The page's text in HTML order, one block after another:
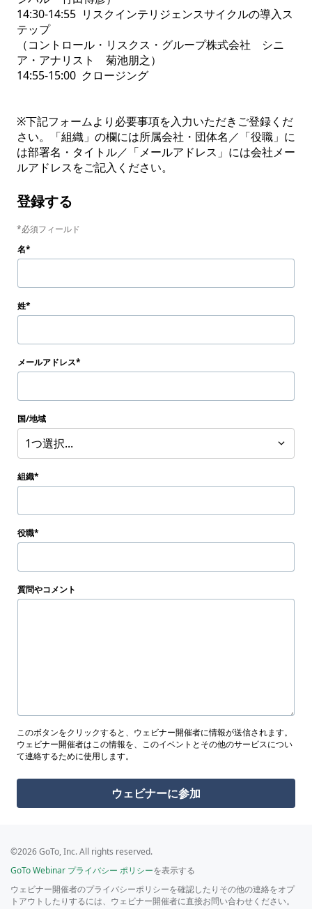
14:30-14:55  リスクインテリジェンスサイクルの導入ス
テップ
（コントロール・リスクス・グループ株式会社　シニ
ア・アナリスト　菊池朋之）
14:55-15:00  クロージング
※下記フォームより必要事項を入力いただきご登録くだ
さい。「組織」の欄には所属会社・団体名／「役職」に
は部署名・タイトル／「メールアドレス」には会社メー
登録する
必須フィールド
名
姓
メールアドレス
国/地域
1つ選択...
組織
役職
質問やコメント
このボタンをクリックすると、ウェビナー開催者に情報が送信されます。
ウェビナー開催者はこの情報を、このイベントとその他のサービスについ
て連絡するために使用します。
ウェビナーに参加
©2026 GoTo, Inc. All rights reserved.
GoTo Webinar プライバシー ポリシーを表示する
ウェビナー開催者のプライバシーポリシーを確認したりその他の連絡をオプ
トアウトしたりするには、ウェビナー開催者に直接お問い合わせください。